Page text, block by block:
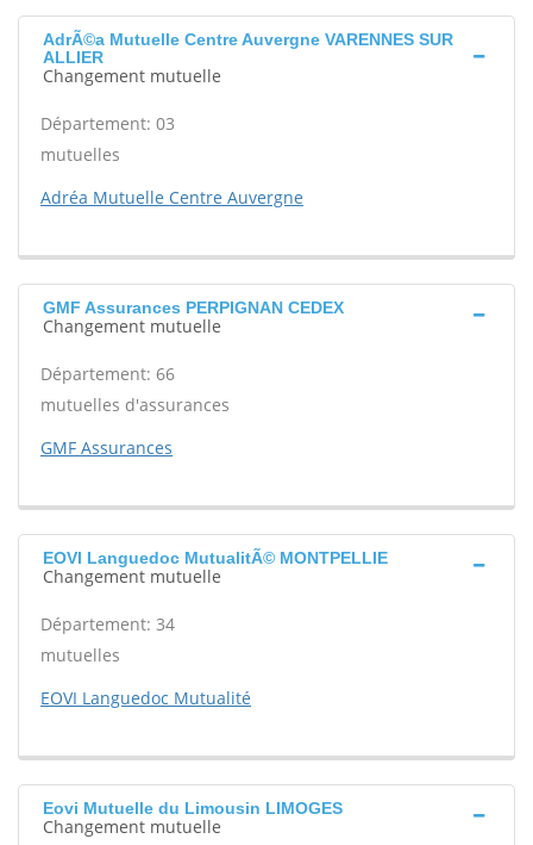
AdrÃ©a Mutuelle Centre Auvergne VARENNES SUR
ALLIER
Changement mutuelle
Département: 03
mutuelles
Adréa Mutuelle Centre Auvergne
GMF Assurances PERPIGNAN CEDEX
Changement mutuelle
Département: 66
mutuelles d'assurances
GMF Assurances
EOVI Languedoc MutualitÃ© MONTPELLIE
Changement mutuelle
Département: 34
mutuelles
EOVI Languedoc Mutualité
Eovi Mutuelle du Limousin LIMOGES
Changement mutuelle